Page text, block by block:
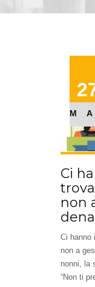
Ci
non
Ci hanno
non a
nonni, la
“Non ti